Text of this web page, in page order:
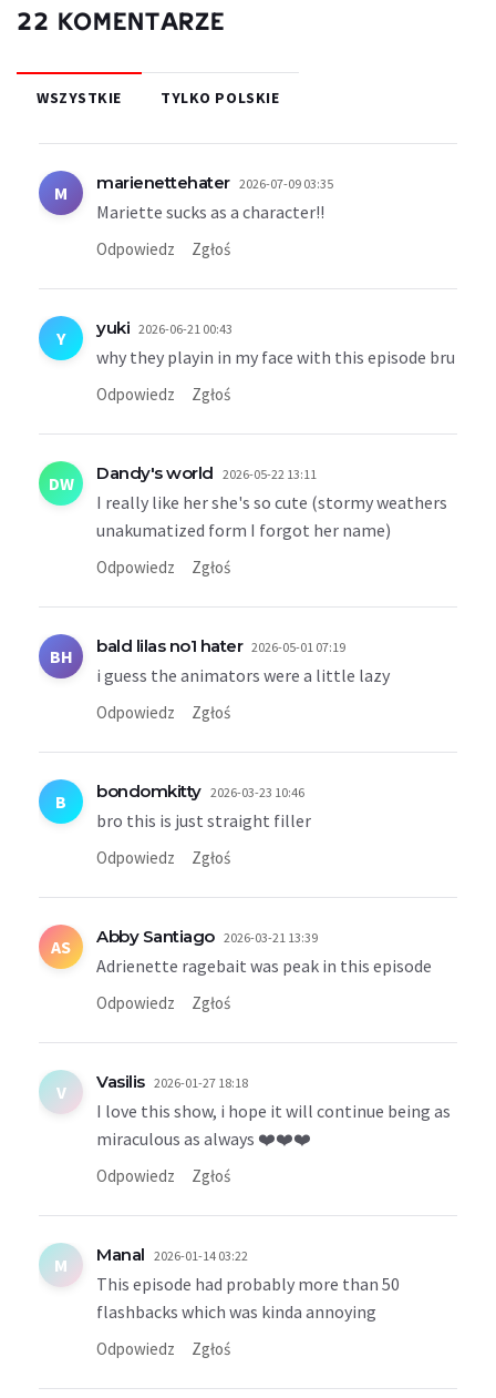
22 KOMENTARZE
WSZYSTKIE TYLKO POLSKIE
M marienettehater 2026-07-09 03:35
Mariette sucks as a character!!
Odpowiedz Zgłoś
Y yuki 2026-06-21 00:43
why they playin in my face with this episode bru
Odpowiedz Zgłoś
DW Dandy's world 2026-05-22 13:11
I really like her she's so cute (stormy weathers
unakumatized form I forgot her name)
Odpowiedz Zgłoś
BH bald lilas no1 hater 2026-05-01 07:19
i guess the animators were a little lazy
Odpowiedz Zgłoś
B bondomkitty 2026-03-23 10:46
bro this is just straight filler
Odpowiedz Zgłoś
AS Abby Santiago 2026-03-21 13:39
Adrienette ragebait was peak in this episode
Odpowiedz Zgłoś
V Vasilis 2026-01-27 18:18
I love this show, i hope it will continue being as
miraculous as always ❤️❤️❤️
Odpowiedz Zgłoś
M Manal 2026-01-14 03:22
This episode had probably more than 50
flashbacks which was kinda annoying
Odpowiedz Zgłoś